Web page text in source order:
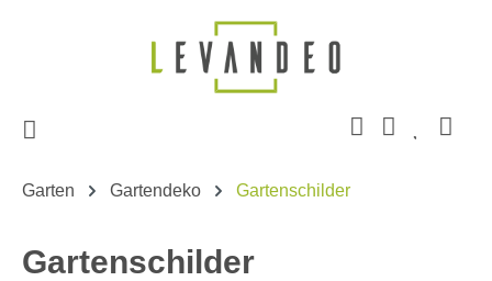
Zum Hauptinhalt springen
Garten Gartendeko Gartenschilder
Gartenschilder